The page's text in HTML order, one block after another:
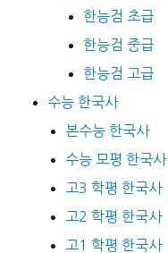
한능검 초급
한능검 중급
한능검 고급
수능 한국사
본수능 한국사
수능 모평 한국사
고3 학평 한국사
고2 학평 한국사
고1 학평 한국사